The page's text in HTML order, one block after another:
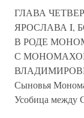
ГЛАВА
ЯРОСЛАВА I,
В РОДЕ
С
Сыновья
Усобица между